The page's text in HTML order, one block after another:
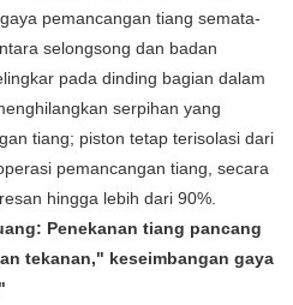
pemancangan tiang semata-
selongsong dan badan
pada dinding bagian dalam
serpihan yang
tiang; piston tetap terisolasi dari
pemancangan tiang, secara
hingga lebih dari 90%.
Penekanan tiang pancang
tekanan," keseimbangan gaya